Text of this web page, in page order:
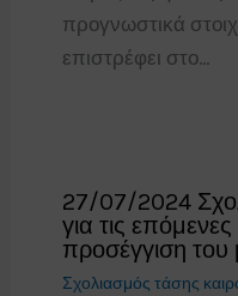
προγνωστικά
επιστρέφει στο…
27/07/2024
για τις
προσέγγιση
Σχολιασμός τάσης